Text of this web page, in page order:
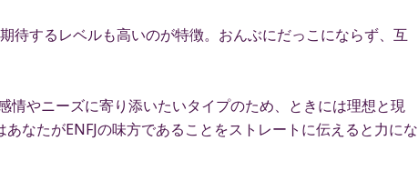
待するレベルも高いのが特徴。おんぶにだっこにならず、互
情やニーズに寄り添いたいタイプのため、ときには理想と現
なたがENFJの味方であることをストレートに伝えると力にな